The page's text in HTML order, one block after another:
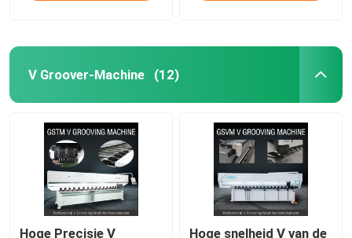
V Groover-Machine (12)
Hoge Precisie V
Hoge snelheid V van de